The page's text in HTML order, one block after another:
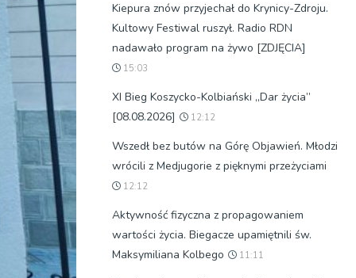
Kiepura znów przyjechał do Krynicy-Zdroju.
Kultowy Festiwal ruszył. Radio RDN
nadawało program na żywo [ZDJĘCIA]
15:03
XI Bieg Koszycko-Kolbiański „Dar życia”
[08.08.2026]
12:12
Wszedł bez butów na Górę Objawień. Młodzi
wrócili z Medjugorie z pięknymi przeżyciami
12:12
Aktywność fizyczna z propagowaniem
wartości życia. Biegacze upamiętnili św.
Maksymiliana Kolbego
11:11